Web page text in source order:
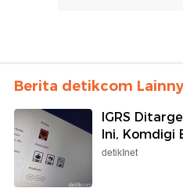
Berita detikcom
IGRS
Ini, Komdigi
detikInet